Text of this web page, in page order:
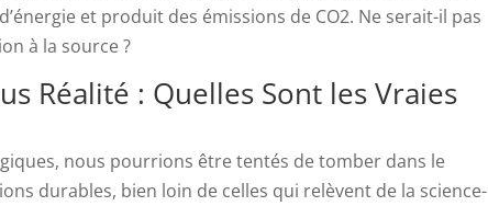
et produit des émissions de CO2. Ne serait-il pas
à la source ?
Réalité : Quelles Sont les Vraies
nous pourrions être tentés de tomber dans le
durables, bien loin de celles qui relèvent de la science-